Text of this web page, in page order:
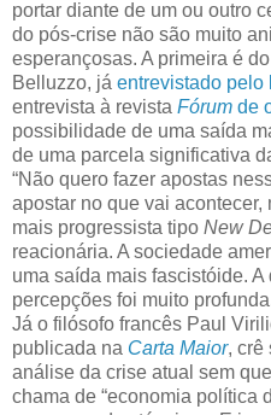
portar diante de um ou outro
do pós-crise não são muito
esperançosas. A primeira é
Belluzzo, já entrevistado pelo
entrevista à revista Fórum de
possibilidade de uma saída
de uma parcela significativa
“Não quero fazer apostas
apostar no que vai acontecer,
mais progressista tipo New
reacionária. A sociedade
uma saída mais fascistóide.
percepções foi muito
Já o filósofo francês Paul
publicada na Carta Maior, crê
análise da crise atual sem
chama de “economia política